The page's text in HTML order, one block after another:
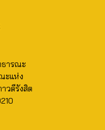
ธารณะ
ะแห่ง
วดีรังสิต